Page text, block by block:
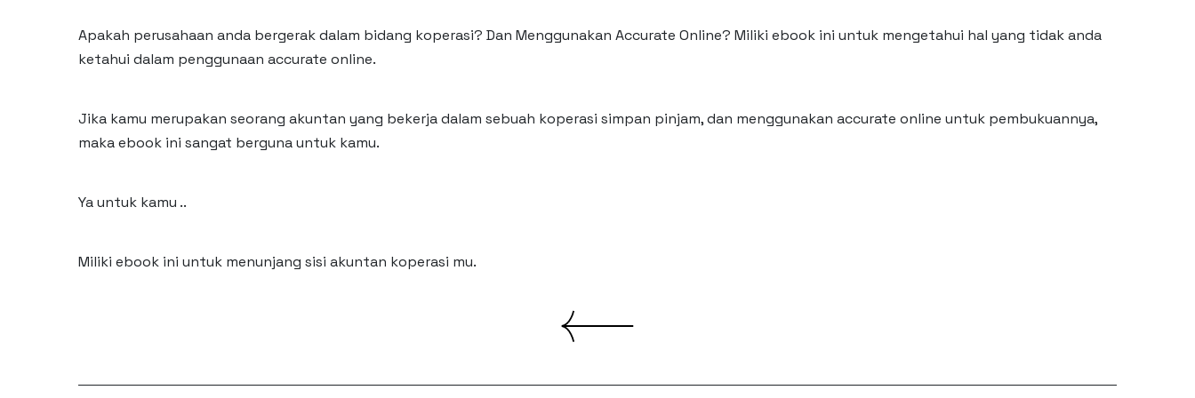
Apakah perusahaan anda bergerak dalam bidang koperasi? Dan Menggunakan Accurate Online? Miliki ebook ini untuk mengetahui hal yang tidak anda
ketahui dalam penggunaan accurate online.
Jika kamu merupakan seorang akuntan yang bekerja dalam sebuah koperasi simpan pinjam, dan menggunakan accurate online untuk pembukuannya,
maka ebook ini sangat berguna untuk kamu.
Ya untuk kamu ..
Miliki ebook ini untuk menunjang sisi akuntan koperasi mu.